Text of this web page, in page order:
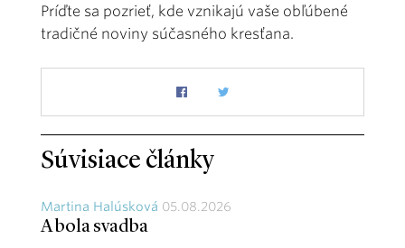
Príďte sa pozrieť, kde vznikajú vaše obľúbené
tradičné noviny súčasného kresťana.
Súvisiace články
Martina Halúsková 05.08.2026
A bola svadba